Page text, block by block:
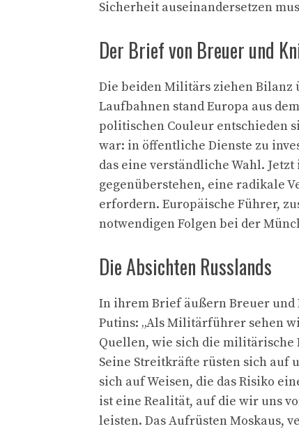
Sicherheit auseinandersetzen
Der Brief von Breuer und
Die beiden Militärs ziehen Bilanz
Laufbahnen stand Europa aus
politischen Couleur entschieden
war: in öffentliche Dienste zu
das eine verständliche Wahl.
gegenüberstehen, eine radikale
erfordern. Europäische Führer,
notwendigen Folgen bei der
Die Absichten Russlands
In ihrem Brief äußern Breuer und
Putins: „Als Militärführer sehen
Quellen, wie sich die militärische
Seine Streitkräfte rüsten sich auf
sich auf Weisen, die das Risiko
ist eine Realität, auf die wir uns
leisten. Das Aufrüsten Moskaus,